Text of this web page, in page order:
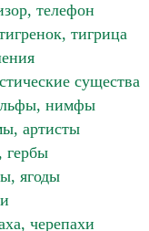
телефон
тигрица
существа
нимфы
артисты
гербы
ягоды
черепахи